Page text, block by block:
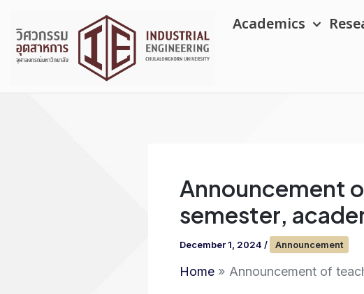
content
Academics
Announcement
semester,
December 1, 2024 / Announcement
Home Announcement of